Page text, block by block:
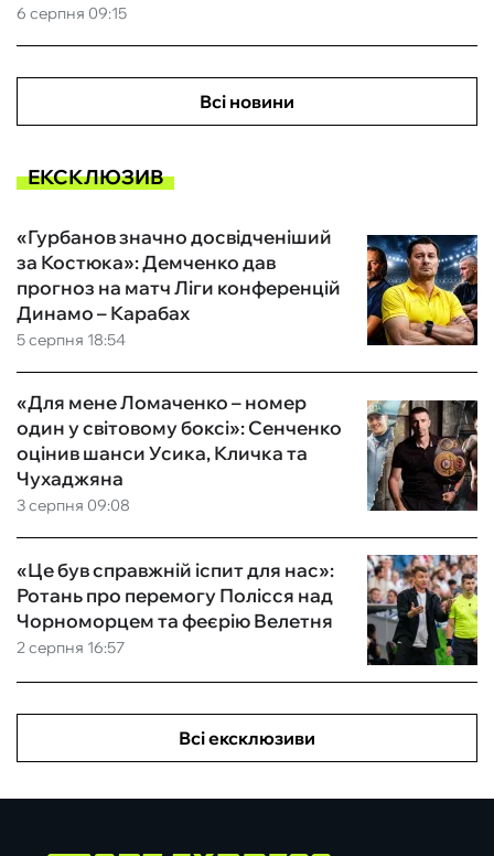
6 серпня 09:15
Всі новини
ЕКСКЛЮЗИВ
5 серпня 18:54
«Гурбанов значно досвідченіший
за Костюка»: Демченко дав
прогноз на матч Ліги конференцій
Динамо – Карабах
3 серпня 09:08
«Для мене Ломаченко – номер
один у світовому боксі»: Сенченко
оцінив шанси Усика, Кличка та
Чухаджяна
2 серпня 16:57
«Це був справжній іспит для нас»:
Ротань про перемогу Полісся над
Чорноморцем та феєрію Велетня
Всі ексклюзиви